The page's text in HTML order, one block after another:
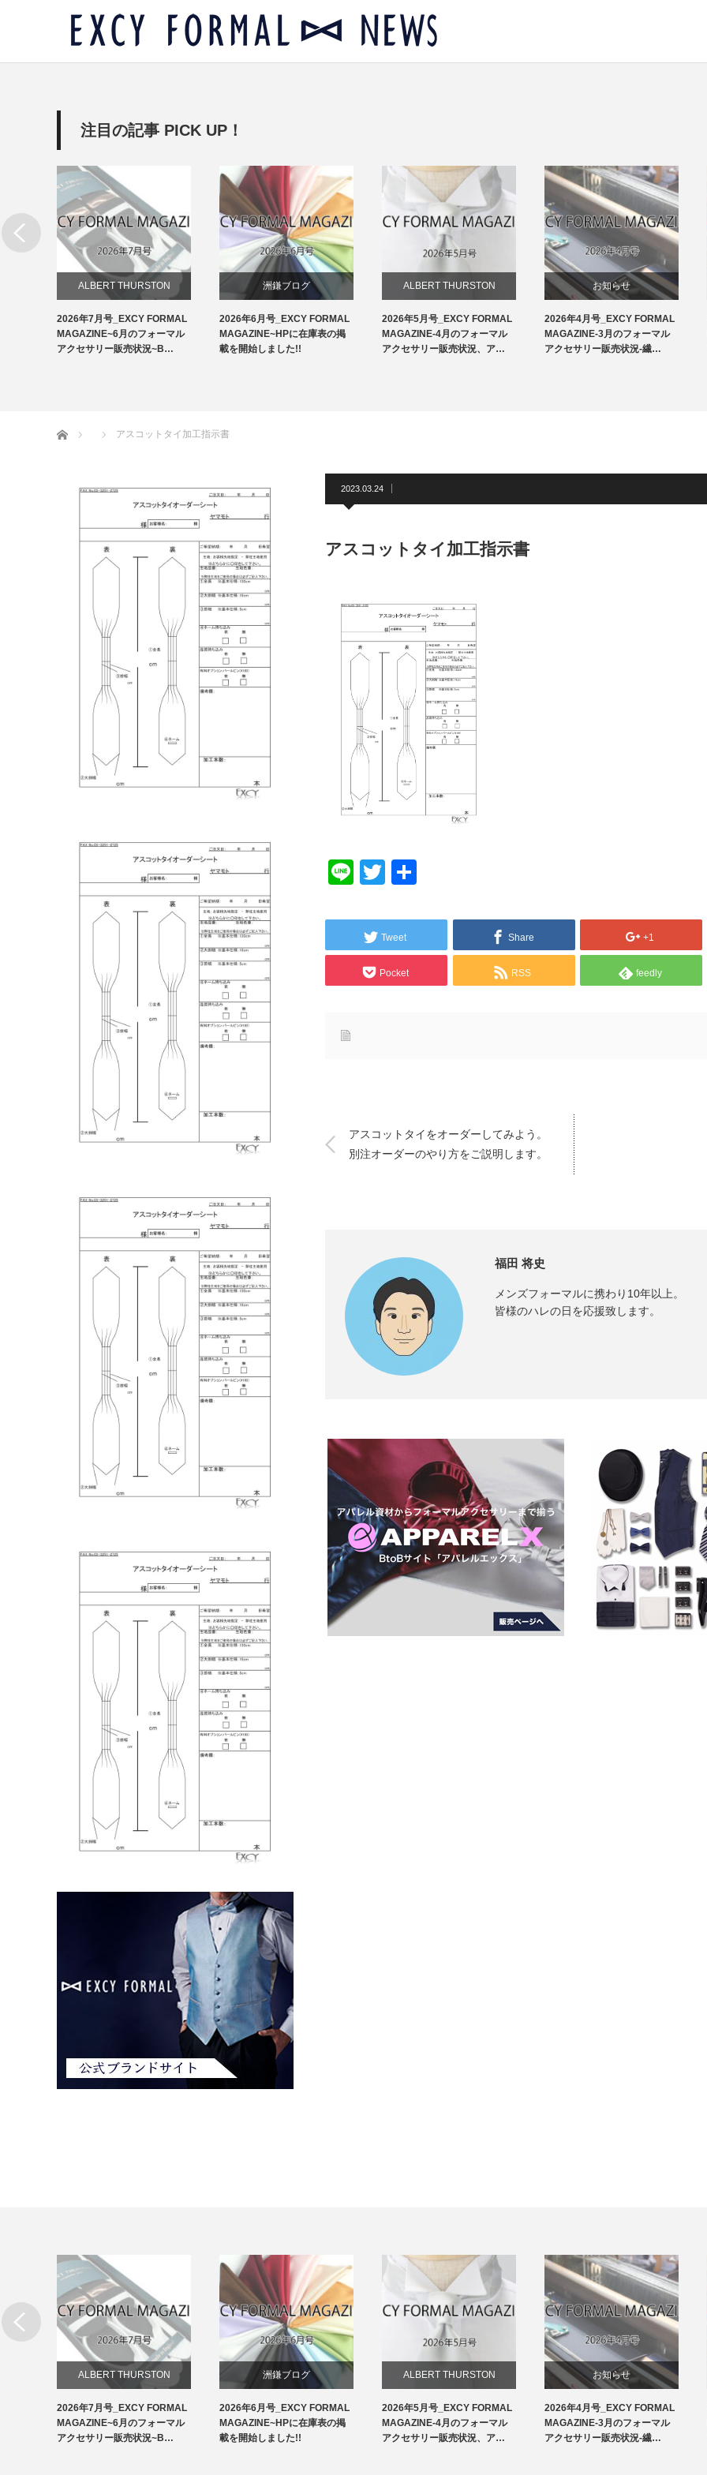
注目の記事 PICK UP！
ALBERT THURSTON
お知らせ
2026年7月号_EXCY FORMAL
MAGAZINE~6月のフォーマル
アクセサリー販売状況~B…
洲鎌ブログ
2026年6月号_EXCY FORMAL
MAGAZINE~HPに在庫表の掲
載を開始しました!!
ALBERT THURSTON
お知らせ
洲鎌ブログ
2026年5月号_EXCY FORMAL
MAGAZINE-4月のフォーマル
アクセサリー販売状況、ア…
お知らせ
チーフ
2026年4月号_EXCY FORMAL
MAGAZINE-3月のフォーマル
アクセサリー販売状況-繊…
ホーム アスコットタイ加工指示書
2023.03.24
アスコットタイ加工指示書
LineTwitter
Tweet Share +1
Pocket RSS feedly
アスコットタイをオーダーしてみよう。
別注オーダーのやり方をご説明します。
福田 将史
メンズフォーマルに携わり10年以上。
皆様のハレの日を応援致します。
ALBERT THURSTON
お知らせ
2026年7月号_EXCY FORMAL
MAGAZINE~6月のフォーマル
アクセサリー販売状況~B…
洲鎌ブログ
2026年6月号_EXCY FORMAL
MAGAZINE~HPに在庫表の掲
載を開始しました!!
ALBERT THURSTON
お知らせ
2026年5月号_EXCY FORMAL
MAGAZINE-4月のフォーマル
アクセサリー販売状況、ア…
お知らせ
チーフ
2026年4月号_EXCY FORMAL
MAGAZINE-3月のフォーマル
アクセサリー販売状況-繊…